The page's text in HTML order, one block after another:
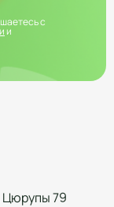
с
и
Цюрупы 79